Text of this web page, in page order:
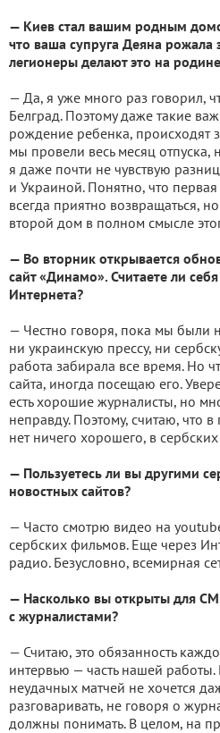
— Киев стал вашим родным
что ваша супруга Деяна рожала
легионеры делают это на
— Да, я уже много раз говорил,
Белград. Поэтому даже такие
рождение ребенка, происходят
мы провели весь месяц отпуска,
я даже почти не чувствую
и Украиной. Понятно, что
всегда приятно возвращаться,
второй дом в полном смысле
— Во вторник открывается
сайт «Динамо». Считаете ли
Интернета?
— Честно говоря, пока мы были
ни украинскую прессу, ни
работа забирала все время. Но
сайта, иногда посещаю его.
есть хорошие журналисты, но
неправду. Поэтому, считаю, что
нет ничего хорошего, в
— Пользуетесь ли вы другими
новостных сайтов?
— Часто смотрю видео на
сербских фильмов. Еще через
радио. Безусловно, всемирная
— Насколько вы открыты для
с журналистами?
— Считаю, это обязанность
интервью — часть нашей работы.
неудачных матчей не хочется
разговаривать, не говоря о
должны понимать. В целом, на